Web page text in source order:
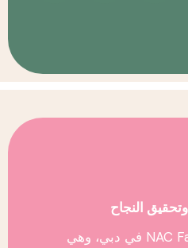
NAC في دبي، وهي